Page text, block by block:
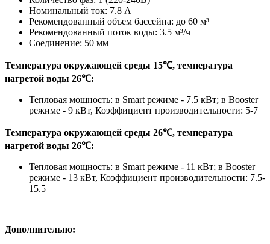
Номинальный ток: 7.8 А
Рекомендованный объем бассейна: до 60 м³
Рекомендованный поток воды: 3.5 м³/ч
Соединение: 50 мм
Температура окружающей среды 15℃, температура
нагретой воды 26℃:
Тепловая мощность: в Smart режиме - 7.5 кВт; в Booster
режиме - 9 кВт, Коэффициент производительности: 5-7
Температура окружающей среды 26℃, температура
нагретой воды 26℃:
Тепловая мощность: в Smart режиме - 11 кВт; в Booster
режиме - 13 кВт, Коэффициент производительности: 7.5-
15.5
Дополнительно: